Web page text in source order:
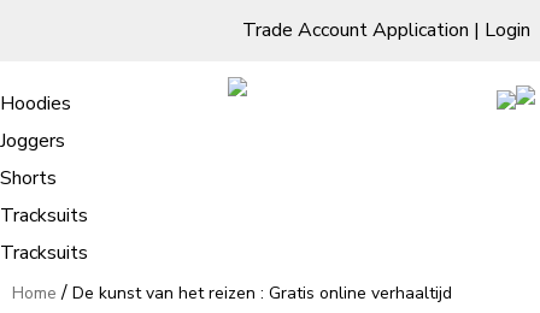
Trade Account Application | Login
Living Room
Sofas & Chairs
Cornar Sofas
Sofas
TV Units & Stands
Bedroom
Chest of Drawers
3 Drawer Chest
4 Drawer Chest
5 Drawer Chest
6 Drawer Chest
Dressing Tables Stools
Dressing Tables
Dressing Stools
Wholesale Mattresses
Mirrors
Free Standing Mirrors
Dining Room
Clothing
Hoodies
Joggers
Shorts
Tracksuits
Tracksuits
De kunst van het reizen : Gratis
online verhaaltijd
Home / De kunst van het reizen : Gratis online verhaaltijd